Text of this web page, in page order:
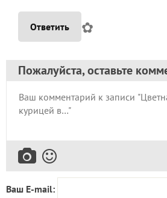
Ответить ✿
Пожалуйста, оставьте
Ваш E-mail: